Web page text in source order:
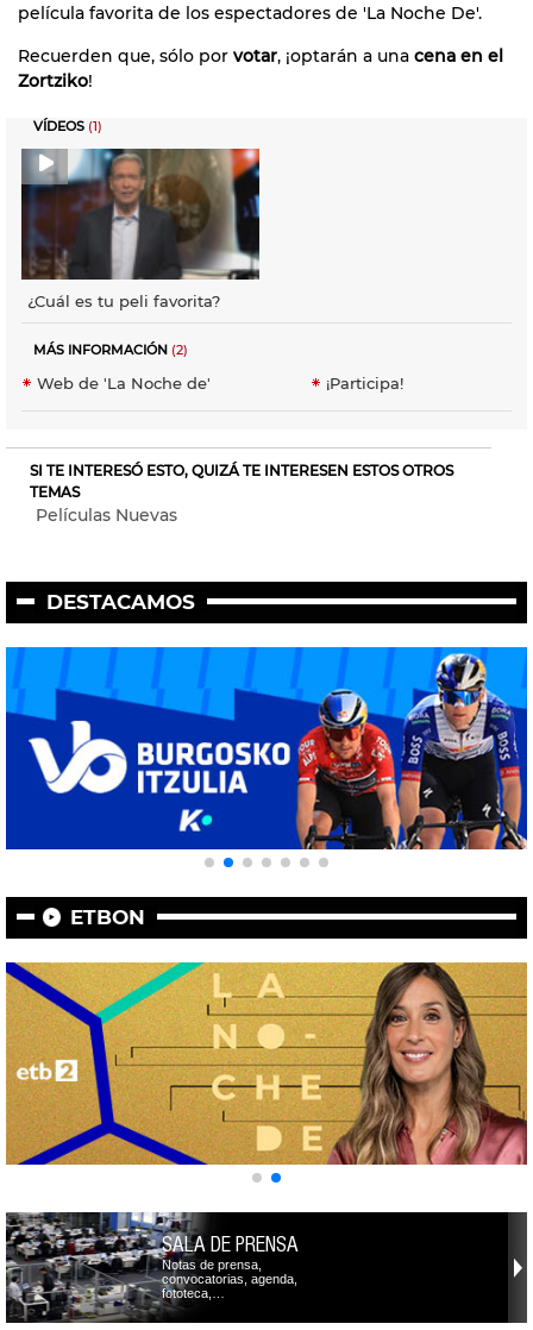
película favorita de los espectadores de 'La Noche De'.
Recuerden que, sólo por votar, ¡optarán a una cena en el
Zortziko!
VÍDEOS (1)
¿Cuál es tu peli favorita?
MÁS INFORMACIÓN (2)
Web de 'La Noche de' ¡Participa!
SI TE INTERESÓ ESTO, QUIZÁ TE INTERESEN ESTOS OTROS
TEMAS
Películas Nuevas
DESTACAMOS
ETBON
SALA DE PRENSA
Notas de prensa,
convocatorias, agenda,
fototeca,…